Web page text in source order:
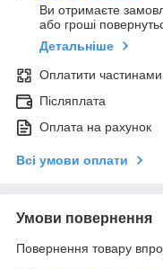
Ви отримаєте
або гроші
Детальніше
Оплатити частинами
Післяплата
Оплата на рахунок
Всі умови оплати
Умови повернення
Повернення товару